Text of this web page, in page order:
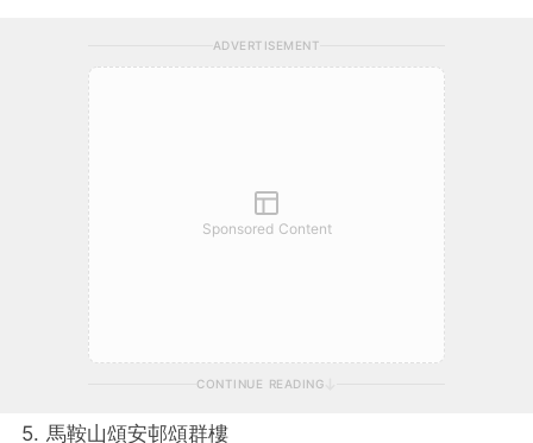
ADVERTISEMENT
Sponsored Content
CONTINUE READING
5. 馬鞍山頌安邨頌群樓